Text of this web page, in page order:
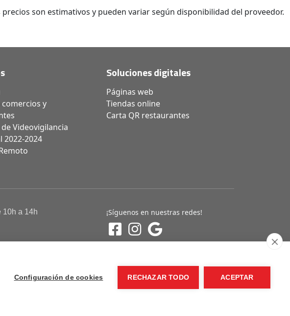
Configuración de cookies RECHAZAR TODO ACEPTAR
precios son estimativos y pueden variar según disponibilidad del proveedor.
comercios y
Videovigilancia
2022-2024
Soluciones digitales
Páginas web
Tiendas online
Carta QR restaurantes
10h a 14h ¡Síguenos en nuestras redes!